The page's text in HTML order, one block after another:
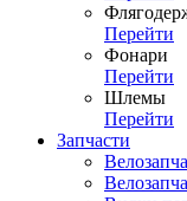
Перейти
Фонари
Перейти
Шлемы
Перейти
Запчасти